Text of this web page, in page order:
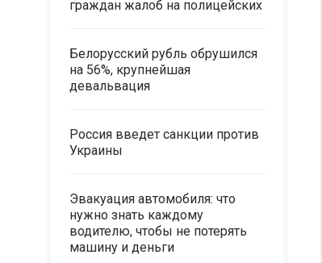
граждан жалоб на полицейских
Белорусский рубль обрушился
на 56%, крупнейшая
девальвация
Россия введет санкции против
Украины
Эвакуация автомобиля: что
нужно знать каждому
водителю, чтобы не потерять
машину и деньги